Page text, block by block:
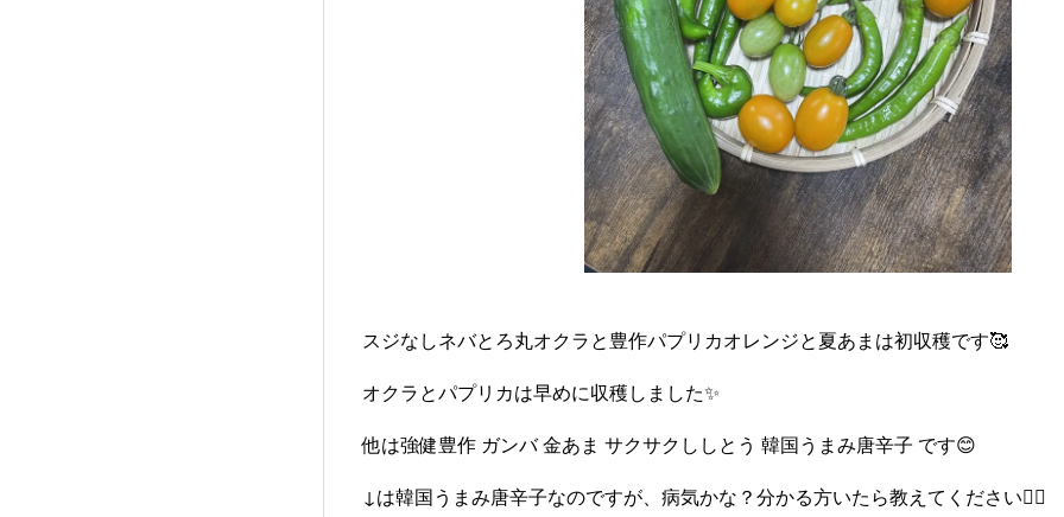
スジなしネバとろ丸オクラと豊作パプリカオレンジと夏あまは初収穫です🥰
オクラとパプリカは早めに収穫しました✨️
他は強健豊作 ガンバ 金あま サクサクししとう 韓国うまみ唐辛子 です😊
↓は韓国うまみ唐辛子なのですが、病気かな？分かる方いたら教えてください🙇‍♀️